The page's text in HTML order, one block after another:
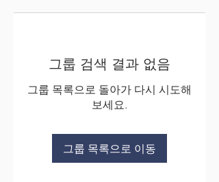
그룹 검색 결과 없음
그룹 목록으로 돌아가 다시 시도해
보세요.
그룹 목록으로 이동